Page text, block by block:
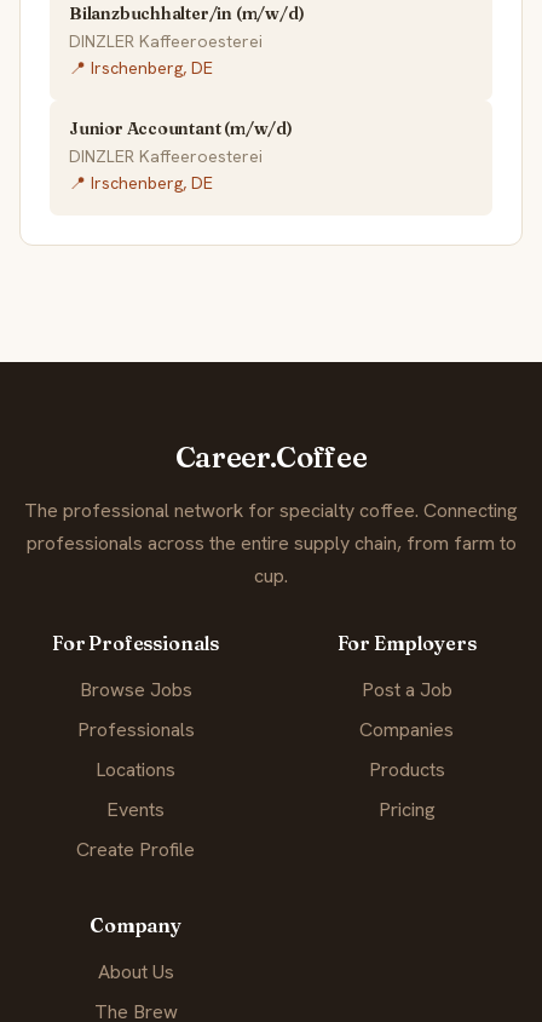
Bilanzbuchhalter/in (m/w/d)
DINZLER Kaffeeroesterei
📍 Irschenberg, DE
Junior Accountant (m/w/d)
DINZLER Kaffeeroesterei
📍 Irschenberg, DE
Career.Coffee
The professional network for specialty coffee. Connecting
professionals across the entire supply chain, from farm to
cup.
For Professionals
Browse Jobs
Professionals
Locations
Events
Create Profile
For Employers
Post a Job
Companies
Products
Pricing
Company
About Us
The Brew